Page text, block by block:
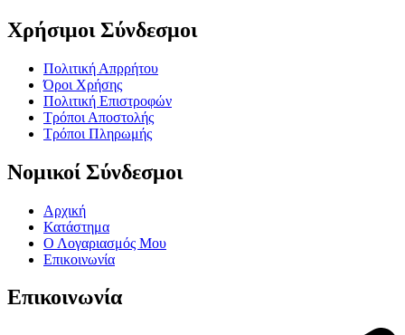
Χρήσιμοι Σύνδεσμοι
Πολιτική Απρρήτου
Όροι Χρήσης
Πολιτική Επιστροφών
Τρόποι Αποστολής
Τρόποι Πληρωμής
Νομικοί Σύνδεσμοι
Αρχική
Κατάστημα
Ο Λογαριασμός Μου
Επικοινωνία
Επικοινωνία